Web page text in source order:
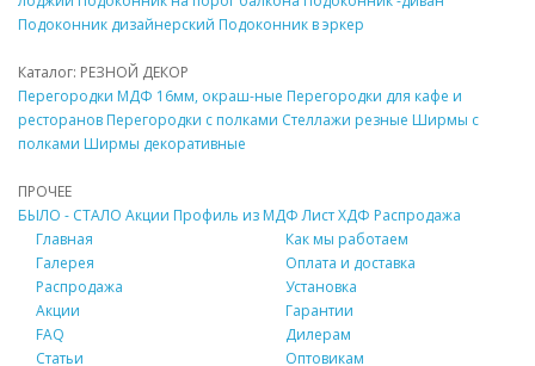
Подоконник дизайнерский Подоконник в эркер
Каталог: РЕЗНОЙ ДЕКОР
Перегородки МДФ 16мм, окраш-ные Перегородки для кафе и
ресторанов Перегородки с полками Стеллажи резные Ширмы с
полками Ширмы декоративные
ПРОЧЕЕ
БЫЛО - СТАЛО Акции Профиль из МДФ Лист ХДФ Распродажа
Главная
Галерея
Распродажа
Акции
FAQ
Статьи
Как мы работаем
Оплата и доставка
Установка
Гарантии
Дилерам
Оптовикам